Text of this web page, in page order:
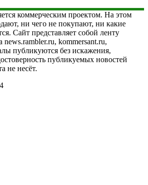
коммерческим проектом. На этом
ни чего не покупают, ни какие
Сайт представляет собой ленту
news.rambler.ru, kommersant.ru,
публикуются без искажения,
публикуемых новостей
не несёт.